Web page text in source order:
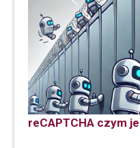
reCAPTCHA czym